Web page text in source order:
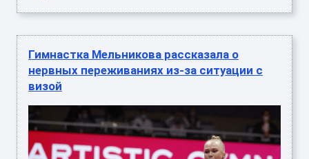
Гимнастка Мельникова рассказала о
нервных переживаниях из-за ситуации с
визой